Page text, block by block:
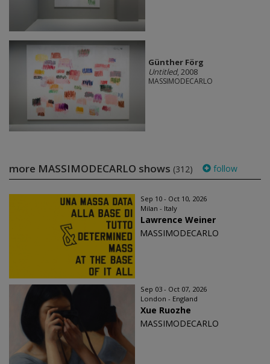
Günther Förg
Untitled, 2008
MASSIMODECARLO
more MASSIMODECARLO shows (312) follow
Sep 10 - Oct 10, 2026
Milan - Italy
Lawrence Weiner
MASSIMODECARLO
Sep 03 - Oct 07, 2026
London - England
Xue Ruozhe
MASSIMODECARLO